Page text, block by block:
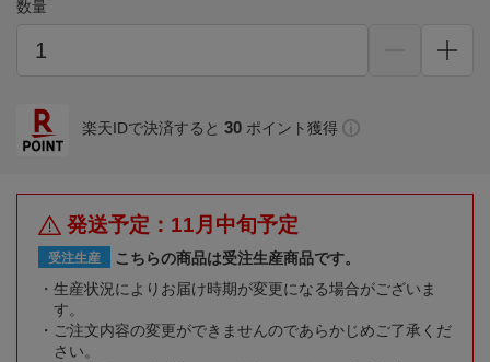
数量
楽天IDで決済すると 30 ポイント獲得
発送予定：11月中旬予定
受注生産
こちらの商品は受注生産商品です。
生産状況によりお届け時期が変更になる場合がございま
す。
ご注文内容の変更ができませんのであらかじめご了承くだ
さい。